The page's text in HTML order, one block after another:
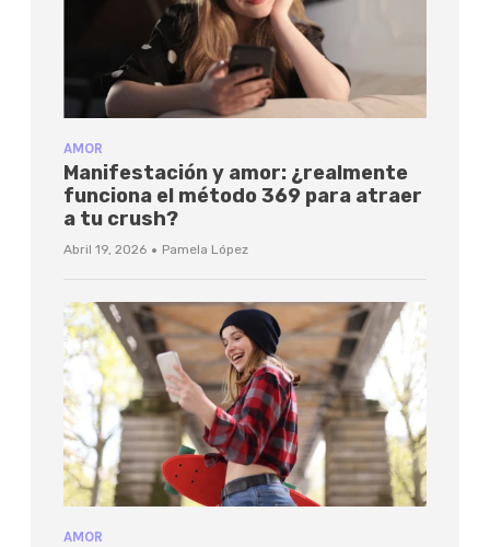
AMOR
Manifestación y amor: ¿realmente
funciona el método 369 para atraer
a tu crush?
Abril 19, 2026 · Pamela López
AMOR